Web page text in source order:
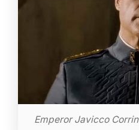
Emperor Javicco